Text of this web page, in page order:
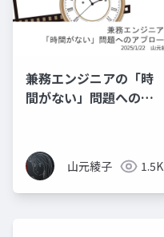
兼務エンジニアの「時
間がない」問題へのア
山元綾子 1.5K